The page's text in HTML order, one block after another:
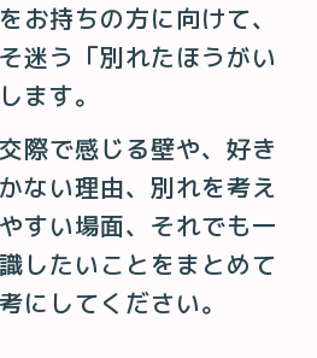
お持ちの方に向けて、
迷う「別れたほうがい
ます。
際で感じる壁や、好き
ない理由、別れを考え
すい場面、それでも一
したいことをまとめて
にしてください。